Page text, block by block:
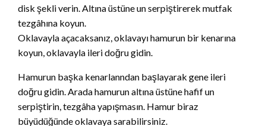
disk şekli verin. Altına üstüne un serpiştirerek mutfak
tezgâhına koyun.
Oklavayla açacaksanız, oklavayı hamurun bir kenarına
koyun, oklavayla ileri doğru gidin.
Hamurun başka kenarlanndan başlayarak gene ileri
doğru gidin. Arada hamurun altına üstüne hafif un
serpiştirin, tezgâha yapışmasın. Hamur biraz
büyüdüğünde oklavaya sarabilirsiniz.